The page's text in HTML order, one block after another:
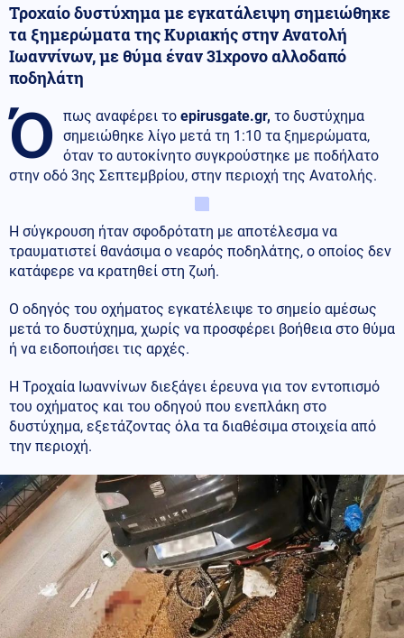
Τροχαίο δυστύχημα με εγκατάλειψη σημειώθηκε
τα ξημερώματα της Κυριακής στην Ανατολή
Ιωαννίνων, με θύμα έναν 31χρονο αλλοδαπό
ποδηλάτη
Ό πως αναφέρει το epirusgate.gr, το δυστύχημα
σημειώθηκε λίγο μετά τη 1:10 τα ξημερώματα,
όταν το αυτοκίνητο συγκρούστηκε με ποδήλατο
στην οδό 3ης Σεπτεμβρίου, στην περιοχή της Ανατολής.
Η σύγκρουση ήταν σφοδρότατη με αποτέλεσμα να
τραυματιστεί θανάσιμα ο νεαρός ποδηλάτης, ο οποίος δεν
κατάφερε να κρατηθεί στη ζωή.
Ο οδηγός του οχήματος εγκατέλειψε το σημείο αμέσως
μετά το δυστύχημα, χωρίς να προσφέρει βοήθεια στο θύμα
ή να ειδοποιήσει τις αρχές.
Η Τροχαία Ιωαννίνων διεξάγει έρευνα για τον εντοπισμό
του οχήματος και του οδηγού που ενεπλάκη στο
δυστύχημα, εξετάζοντας όλα τα διαθέσιμα στοιχεία από
την περιοχή.